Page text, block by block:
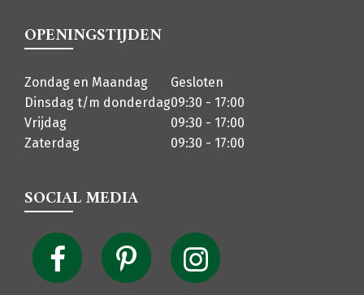
OPENINGSTIJDEN
Zondag en Maandag
Gesloten
Dinsdag t/m donderdag09:30 - 17:00
Vrijdag
09:30 - 17:00
Zaterdag
09:30 - 17:00
SOCIAL MEDIA